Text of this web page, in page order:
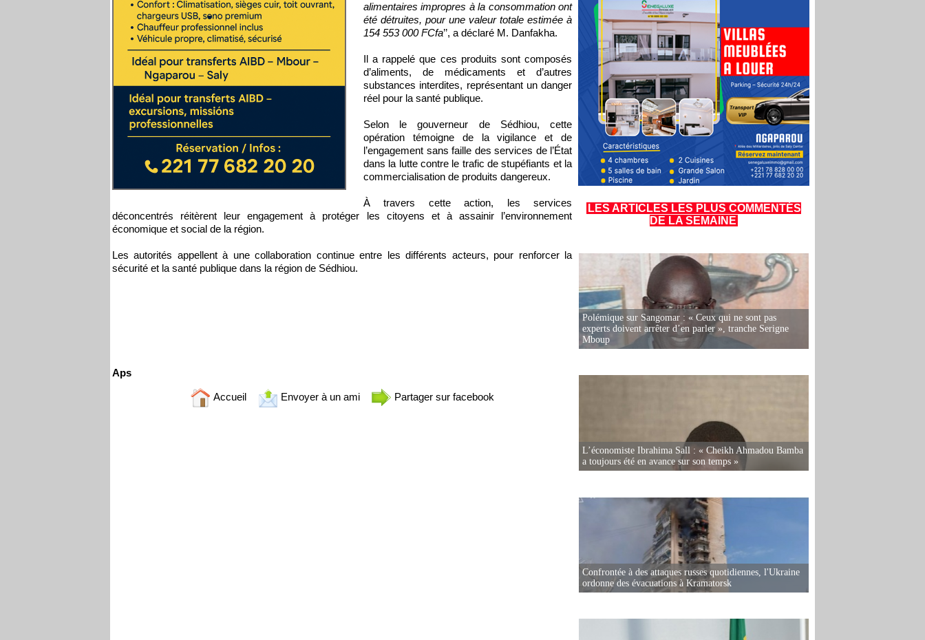
alimentaires impropres à la consommation ont
été détruites, pour une valeur totale estimée à
154 553 000 FCfa’’, a déclaré M. Danfakha.
Il a rappelé que ces produits sont composés
d’aliments, de médicaments et d’autres
substances interdites, représentant un danger
réel pour la santé publique.
Selon le gouverneur de Sédhiou, cette
opération témoigne de la vigilance et de
l’engagement sans faille des services de l’État
dans la lutte contre le trafic de stupéfiants et la
commercialisation de produits dangereux.
À travers cette action, les services
déconcentrés réitèrent leur engagement à protéger les citoyens et à assainir l’environnement
économique et social de la région.
Les autorités appellent à une collaboration continue entre les différents acteurs, pour renforcer la
sécurité et la santé publique dans la région de Sédhiou.
Aps
Accueil Envoyer à un ami Partager sur facebook
LES ARTICLES LES PLUS COMMENTÉS
DE LA SEMAINE
Polémique sur Sangomar : « Ceux qui ne sont pas
experts doivent arrêter d’en parler », tranche Serigne
Mboup
L’économiste Ibrahima Sall : « Cheikh Ahmadou Bamba
a toujours été en avance sur son temps »
Confrontée à des attaques russes quotidiennes, l'Ukraine
ordonne des évacuations à Kramatorsk